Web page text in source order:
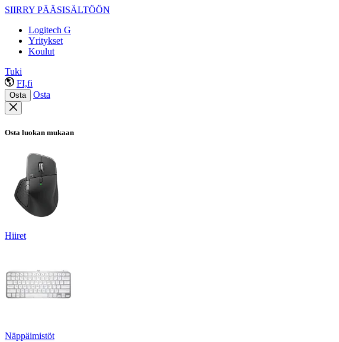
SIIRRY PÄÄSISÄLTÖÖN
Logitech G
Yritykset
Koulut
Tuki
FI,fi
Osta Osta
Osta luokan mukaan
Hiiret
Näppäimistöt